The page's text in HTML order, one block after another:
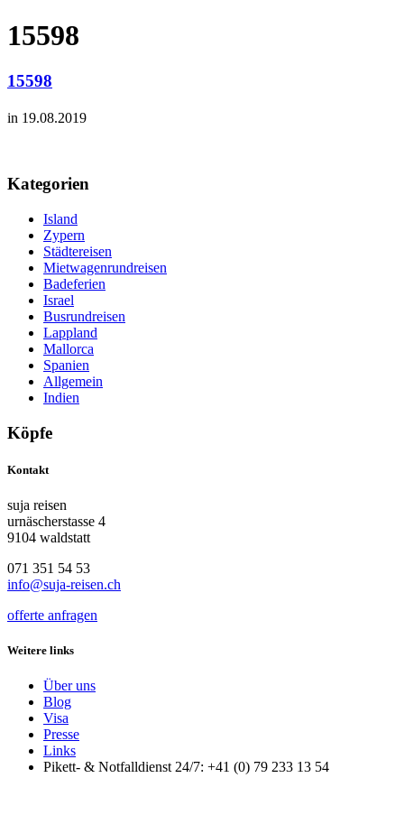
15598
15598
in 19.08.2019
Kategorien
Island
Zypern
Städtereisen
Mietwagenrundreisen
Badeferien
Israel
Busrundreisen
Lappland
Mallorca
Spanien
Allgemein
Indien
Köpfe
Kontakt
suja reisen
urnäscherstasse 4
9104 waldstatt
071 351 54 53
info@suja-reisen.ch
offerte anfragen
Weitere links
Über uns
Blog
Visa
Presse
Links
Pikett- & Notfalldienst 24/7: +41 (0) 79 233 13 54